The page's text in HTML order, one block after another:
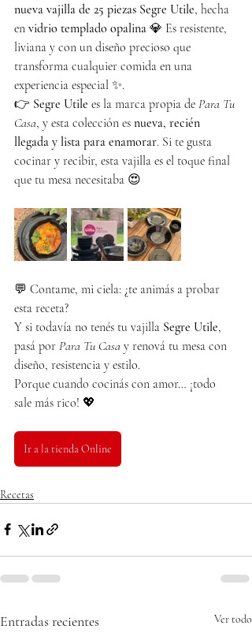
nueva vajilla de 25 piezas Segre Utile, hecha
en vidrio templado opalina 💎 Es resistente,
liviana y con un diseño precioso que
transforma cualquier comida en una
experiencia especial ✨.
👉 Segre Utile es la marca propia de Para Tu
Casa, y esta colección es nueva, recién
llegada y lista para enamorar. Si te gusta
cocinar y recibir, esta vajilla es el toque final
que tu mesa necesitaba 😍
💬 Contame, mi ciela: ¿te animás a probar
esta receta?
Y si todavía no tenés tu vajilla Segre Utile,
pasá por Para Tu Casa y renová tu mesa con
diseño, resistencia y estilo.
Porque cuando cocinás con amor… ¡todo
sale más rico! 💖
Ir a la tienda Online
Recetas
Entradas recientes Ver todo